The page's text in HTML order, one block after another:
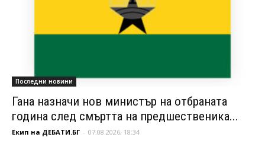
Последни новини
Гана назначи нов министър на отбраната
година след смъртта на предшественика...
Екип на ДЕБАТИ.БГ - 07.08.2026, 18:34